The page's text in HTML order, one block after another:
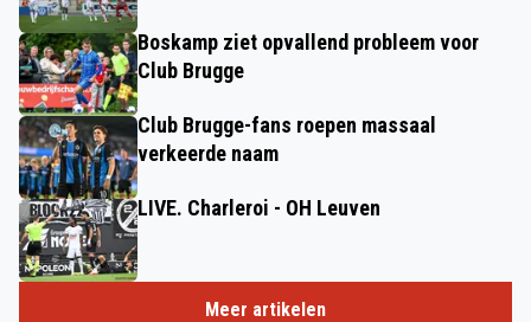
Boskamp ziet opvallend probleem voor
Club Brugge
Club Brugge-fans roepen massaal
verkeerde naam
LIVE. Charleroi - OH Leuven
Meer artikelen